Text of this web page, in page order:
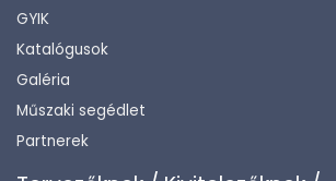
GYIK
Katalógusok
Galéria
Műszaki segédlet
Partnerek